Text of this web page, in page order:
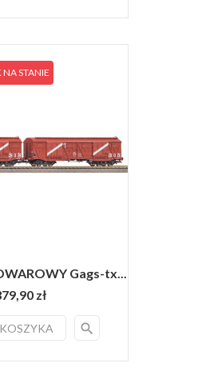
Gags-tx...
zł
search
STANIE